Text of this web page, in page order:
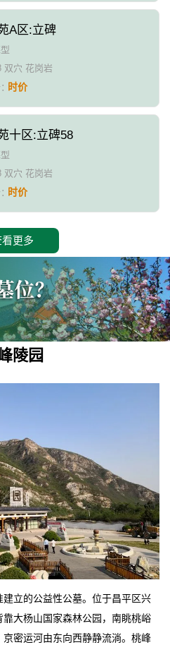
A区:立碑
双穴 花岗岩
时价
十区:立碑58
双穴 花岗岩
时价
更多
陵园
立的公益性公墓。位于昌平区兴
大杨山国家森林公园，南眺桃峪
密运河由东向西静静流淌。桃峰